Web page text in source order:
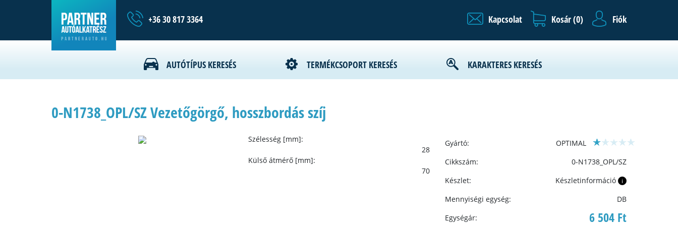
+36 30 817 3364 Kapcsolat Kosár (0) Fiók
AUTÓTÍPUS KERESÉS TERMÉKCSOPORT KERESÉS KARAKTERES KERESÉS
0-N1738_OPL/SZ Vezetőgörgő, hosszbordás szíj
Szélesség [mm]:
28
Külső átmérő [mm]:
70
Gyártó:
OPTIMAL
Cikkszám:
0-N1738_OPL/SZ
Készlet:
Készletinformáció i
Mennyiségi egység:
DB
Egységár:
6 504 Ft